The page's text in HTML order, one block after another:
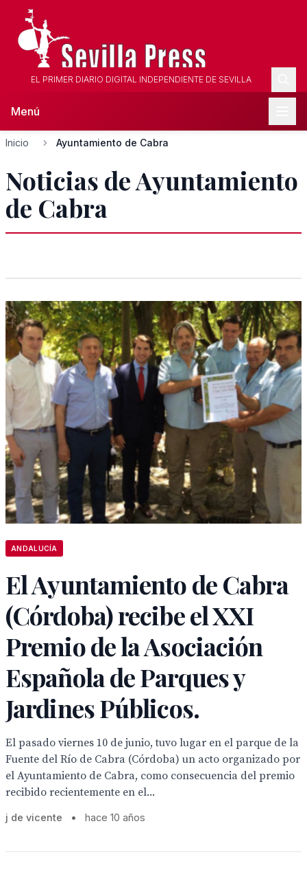
EL PRIMER DIARIO DIGITAL INDEPENDIENTE DE SEVILLA
Menú
Inicio Ayuntamiento de Cabra
Noticias de Ayuntamiento
de Cabra
ANDALUCÍA
El Ayuntamiento de Cabra
(Córdoba) recibe el XXI
Premio de la Asociación
Española de Parques y
Jardines Públicos.
El pasado viernes 10 de junio, tuvo lugar en el parque de la
Fuente del Río de Cabra (Córdoba) un acto organizado por
el Ayuntamiento de Cabra, como consecuencia del premio
recibido recientemente en el...
j de vicente • hace 10 años